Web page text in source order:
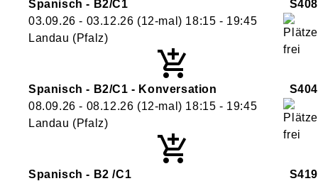
Spanisch - B2/C1
S408
03.09.26 - 03.12.26 (12-mal) 18:15 - 19:45
Landau (Pfalz)
Spanisch - B2/C1 - Konversation
S404
08.09.26 - 08.12.26 (12-mal) 18:15 - 19:45
Landau (Pfalz)
Spanisch - B2 /C1
S419